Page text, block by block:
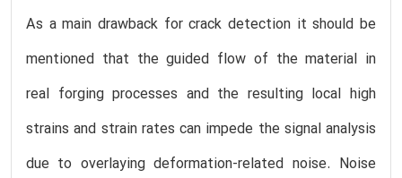
As a main drawback for crack detection it should be
mentioned that the guided flow of the material in
real forging processes and the resulting local high
strains and strain rates can impede the signal analysis
due to overlaying deformation-related noise. Noise